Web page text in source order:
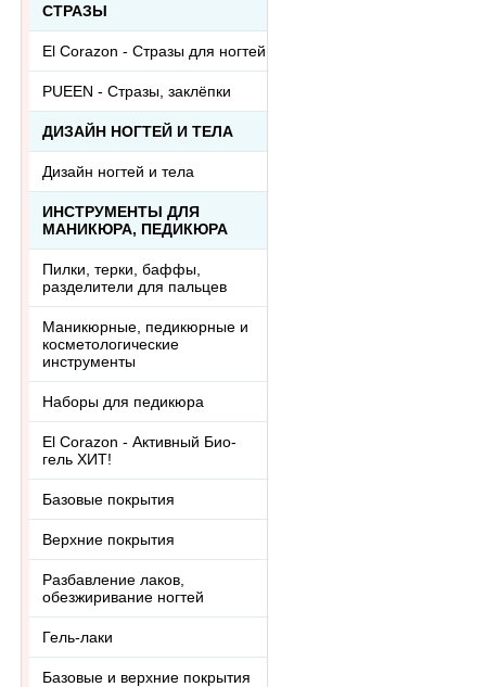
СТРАЗЫ
El Corazon - Стразы для ногтей
PUEEN - Cтразы, заклёпки
ДИЗАЙН НОГТЕЙ И ТЕЛА
Дизайн ногтей и тела
ИНСТРУМЕНТЫ ДЛЯ
МАНИКЮРА, ПЕДИКЮРА
Пилки, терки, баффы,
разделители для пальцев
Маникюрные, педикюрные и
косметологические
инструменты
Наборы для педикюра
El Corazon - Активный Био-
гель ХИТ!
Базовые покрытия
Верхние покрытия
Разбавление лаков,
обезжиривание ногтей
Гель-лаки
Базовые и верхние покрытия